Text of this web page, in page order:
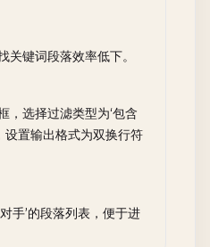
关键词段落效率低下。
，选择过滤类型为‘包含
设置输出格式为双换行符
手’的段落列表，便于进